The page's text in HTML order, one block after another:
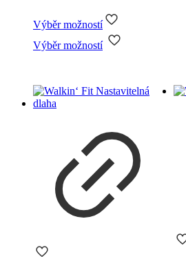
Výběr možností
Výběr možností
Tento
produkt
variant.
Možnosti
na
stránce
produktu